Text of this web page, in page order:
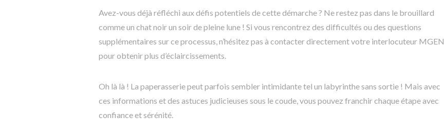
Avez-vous déjà réfléchi aux défis potentiels de cette démarche ? Ne restez pas dans le brouillard
comme un chat noir un soir de pleine lune ! Si vous rencontrez des difficultés ou des questions
supplémentaires sur ce processus, n’hésitez pas à contacter directement votre interlocuteur MGEN
pour obtenir plus d’éclaircissements.
Oh là là ! La paperasserie peut parfois sembler intimidante tel un labyrinthe sans sortie ! Mais avec
ces informations et des astuces judicieuses sous le coude, vous pouvez franchir chaque étape avec
confiance et sérénité.